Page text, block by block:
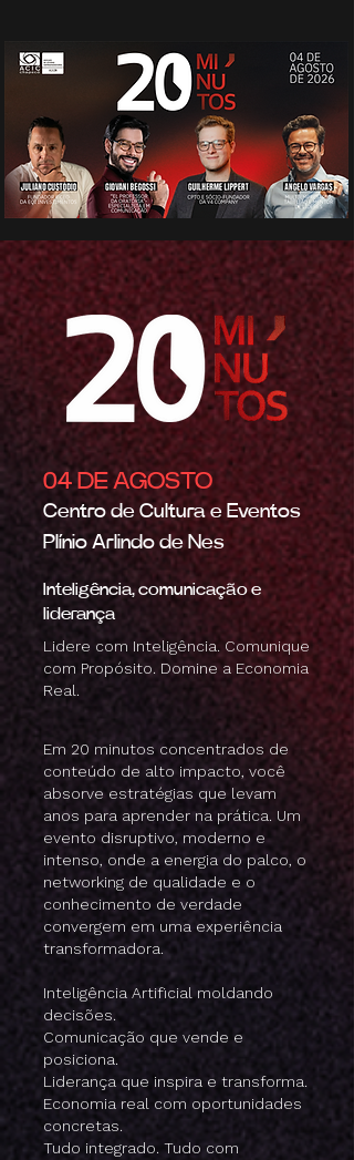
04 DE AGOSTO
Centro de Cultura e Eventos
Plínio Arlindo de Nes
Inteligência, comunicação e
liderança
Lidere com Inteligência. Comunique
com Propósito. Domine a Economia
Real.
Em 20 minutos concentrados de
conteúdo de alto impacto, você
absorve estratégias que levam
anos para aprender na prática. Um
evento disruptivo, moderno e
intenso, onde a energia do palco, o
networking de qualidade e o
conhecimento de verdade
convergem em uma experiência
transformadora.
Inteligência Artificial moldando
decisões.
Comunicação que vende e
posiciona.
Liderança que inspira e transforma.
Economia real com oportunidades
concretas.
Tudo integrado. Tudo com